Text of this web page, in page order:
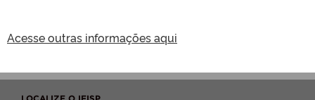
Acesse outras informações aqui